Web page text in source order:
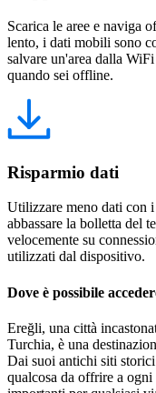
Scarica le aree e naviga
lento, i dati mobili sono
salvare un'area dalla
quando sei offline.
Risparmio dati
Utilizzare meno dati con
abbassare la bolletta del
velocemente su
utilizzati dal dispositivo.
Dove è possibile
Ereğli, una città
Turchia, è una
Dai suoi antichi siti
qualcosa da offrire a